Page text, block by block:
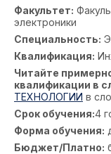
Факультет:
электроники
Специальность:
Квалификация:
Читайте
квалификации в
ТЕХНОЛОГИИ в
Срок обучения:4
Форма обучения:
Бюджет/Платно: